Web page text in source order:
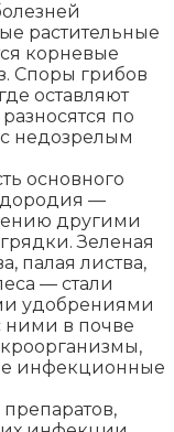
растительные
корневые
Споры грибов
оставляют
по
недозрелым
основного
—
другими
Зеленая
палая листва,
— стали
удобрениями
ними в почве
инфекционные